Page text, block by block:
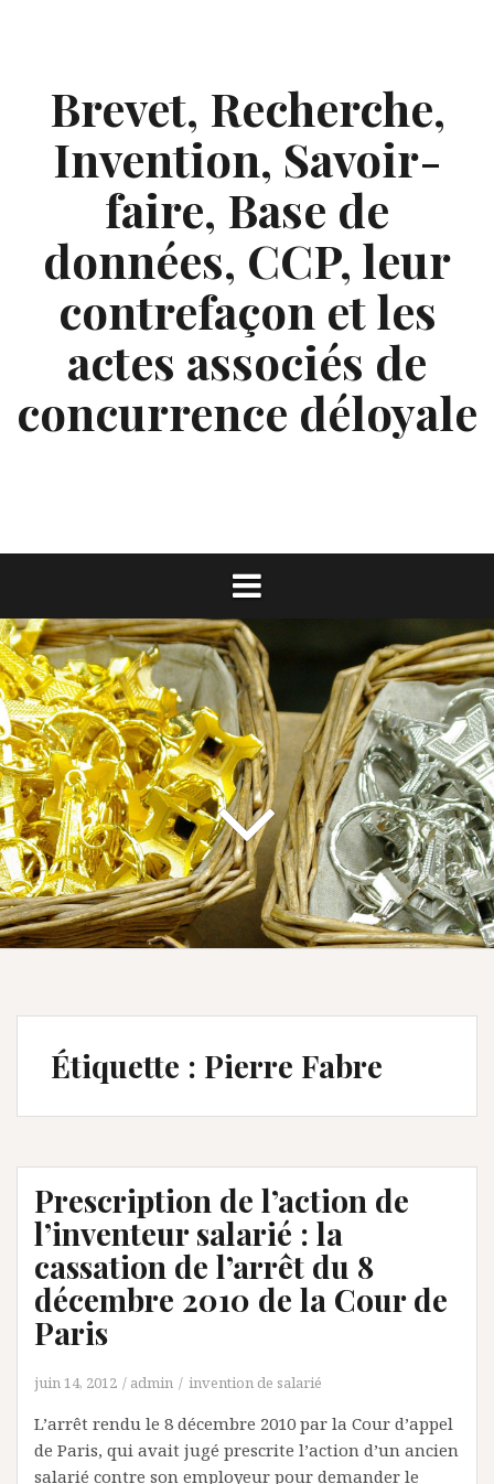
Brevet, Recherche,
Invention, Savoir-
faire, Base de
données, CCP, leur
contrefaçon et les
actes associés de
concurrence déloyale
Étiquette : Pierre Fabre
Prescription de l’action de
l’inventeur salarié : la
cassation de l’arrêt du 8
décembre 2010 de la Cour de
Paris
juin 14, 2012 admin invention de salarié
L’arrêt rendu le 8 décembre 2010 par la Cour d’appel
de Paris, qui avait jugé prescrite l’action d’un ancien
salarié contre son employeur pour demander le